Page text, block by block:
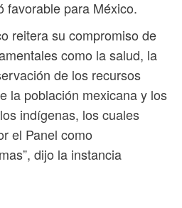
favorable para México.
reitera su compromiso de
como la salud, la
de los recursos
la población mexicana y los
indígenas, los cuales
el Panel como
dijo la instancia